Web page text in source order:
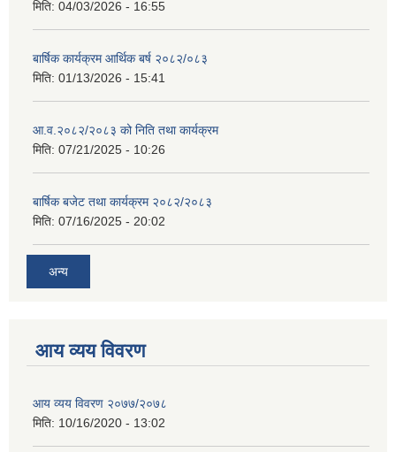
मिति: 04/03/2026 - 16:55
बार्षिक कार्यक्रम आर्थिक बर्ष २०८२/०८३
मिति: 01/13/2026 - 15:41
आ.व.२०८२/२०८३ को निति तथा कार्यक्रम
मिति: 07/21/2025 - 10:26
बार्षिक बजेट तथा कार्यक्रम २०८२/२०८३
मिति: 07/16/2025 - 20:02
अन्य
आय व्यय विवरण
आय व्यय विवरण २०७७/२०७८
मिति: 10/16/2020 - 13:02